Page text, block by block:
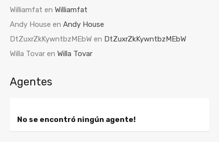
Williamfat en Williamfat
Andy House en Andy House
DtZuxrZkKywntbzMEbW en DtZuxrZkKywntbzMEbW
Willa Tovar en Willa Tovar
Agentes
No se encontró ningún agente!